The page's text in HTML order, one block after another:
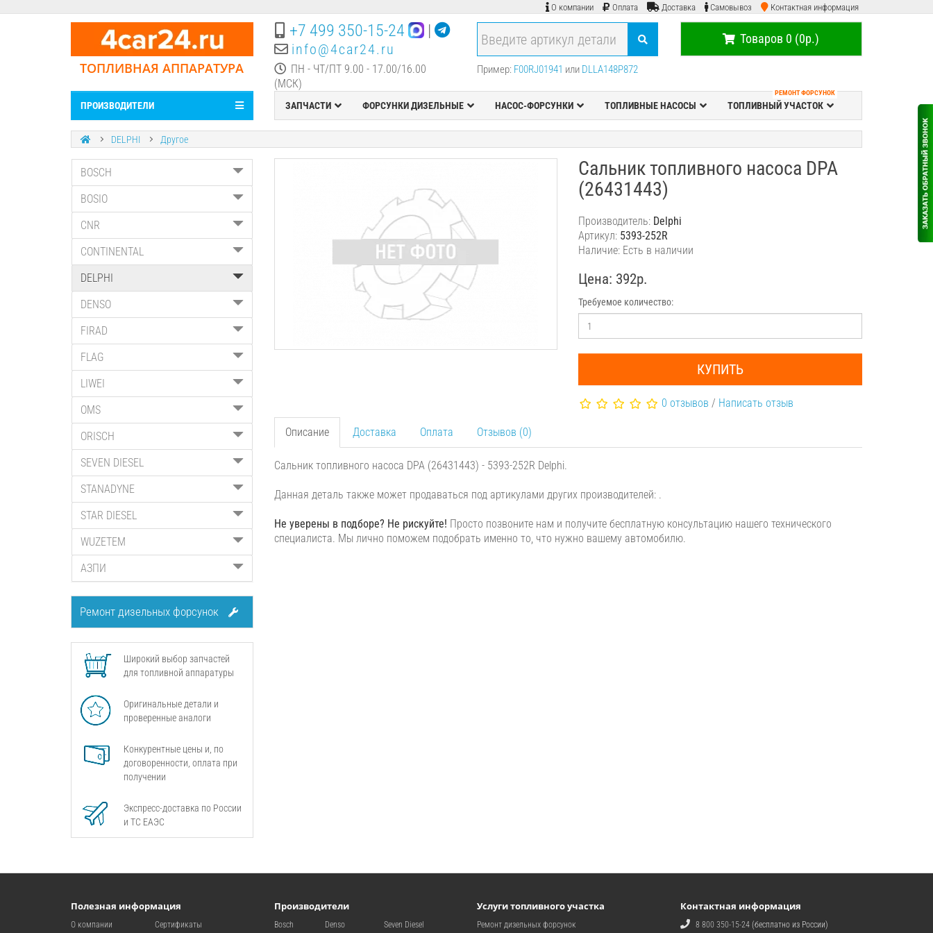
О компании Оплата Доставка Самовывоз Контактная информация
ТОПЛИВНАЯ АППАРАТУРА
+7 499 350-15-24 |
info@4car24.ru
ПН - ЧТ/ПТ 9.00 - 17.00/16.00
(МСК)
Пример: F00RJ01941 или DLLA148P872
Товаров 0 (0р.)
ПРОИЗВОДИТЕЛИ ЗАПЧАСТИ ФОРСУНКИ ДИЗЕЛЬНЫЕ НАСОС-ФОРСУНКИ ТОПЛИВНЫЕ НАСОСЫ
РЕМОНТ ФОРСУНОК
ТОПЛИВНЫЙ УЧАСТОК
DELPHI Другое
BOSCH
BOSIO
CNR
CONTINENTAL
DELPHI
DENSO
FIRAD
FLAG
LIWEI
OMS
ORISCH
SEVEN DIESEL
STANADYNE
STAR DIESEL
WUZETEM
АЗПИ
Ремонт дизельных форсунок
Широкий выбор запчастей
для топливной аппаратуры
Оригинальные детали и
проверенные аналоги
Конкурентные цены и, по
договоренности, оплата при
получении
Экспресс-доставка по России
и ТС ЕАЭС
Сальник топливного насоса DPA
(26431443)
Производитель: Delphi
Артикул: 5393-252R
Наличие: Есть в наличии
Цена: 392р.
Требуемое количество:
КУПИТЬ
0 отзывов / Написать отзыв
Описание Доставка Оплата Отзывов (0)
Сальник топливного насоса DPA (26431443) - 5393-252R Delphi.
Данная деталь также может продаваться под артикулами других производителей: .
Не уверены в подборе? Не рискуйте! Просто позвоните нам и получите бесплатную консультацию нашего технического
специалиста. Мы лично поможем подобрать именно то, что нужно вашему автомобилю.
Полезная информация
О компании Сертификаты
Производители
Bosch Denso Seven Diesel
Услуги топливного участка
Ремонт дизельных форсунок
Контактная информация
8 800 350-15-24(бесплатно из России)